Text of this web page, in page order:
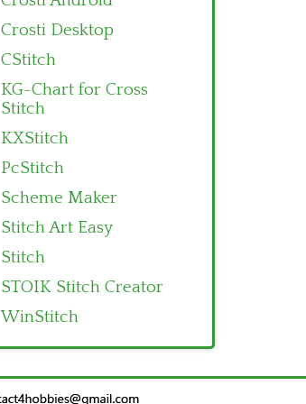
Crosti Desktop
CStitch
KG-Chart for Cross
Stitch
KXStitch
PcStitch
Scheme Maker
Stitch Art Easy
Stitch
STOIK Stitch Creator
WinStitch